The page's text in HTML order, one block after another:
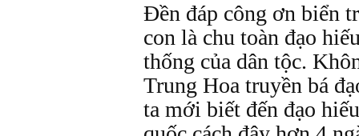
Đền đáp công ơn biển
con là chu toàn đạo
thống của dân tộc.
Trung Hoa truyền bá
ta mới biết đến đạo